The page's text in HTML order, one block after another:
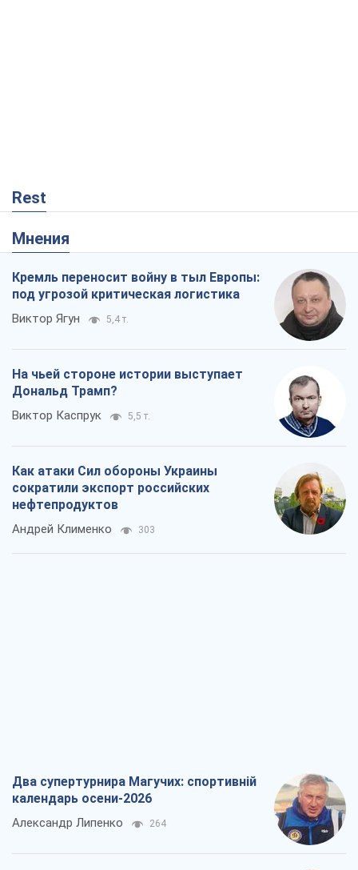
Rest
Мнения
Кремль переносит войну в тыл Европы:
под угрозой критическая логистика
Виктор Ягун 5,4 т.
На чьей стороне истории выступает
Дональд Трамп?
Виктор Каспрук 5,5 т.
Как атаки Сил обороны Украины
сократили экспорт российских
нефтепродуктов
Андрей Клименко 303
Два супертурнира Магучих: спортивній
календарь осени-2026
Александр Липенко 264